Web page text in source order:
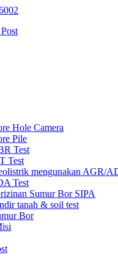
Hole Camera
Pile
Test
Test
mengunakan AGR/
Test
Sumur Bor SIPA
tanah & soil test
Bor